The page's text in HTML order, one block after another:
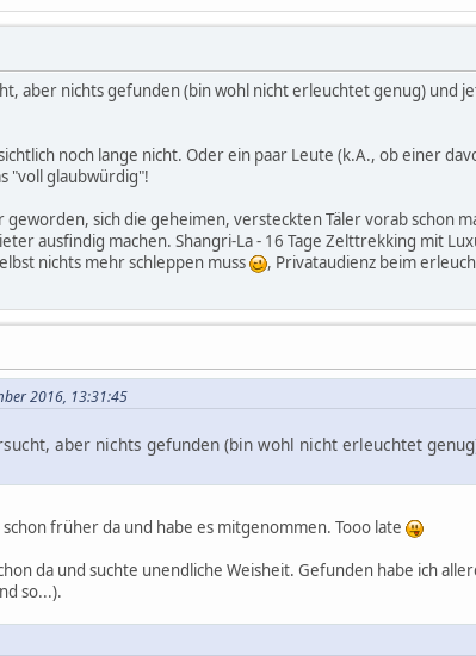
aber nichts gefunden (bin wohl nicht erleuchtet genug) und
noch lange nicht. Oder ein paar Leute (k.A., ob einer
"voll glaubwürdig"!
geworden, sich die geheimen, versteckten Täler vorab schon
ausfindig machen. Shangri-La - 16 Tage Zelttrekking mit
nichts mehr schleppen muss
, Privataudienz beim
2016, 13:31:45
aber nichts gefunden (bin wohl nicht erleuchtet
früher da und habe es mitgenommen. Tooo late
da und suchte unendliche Weisheit. Gefunden habe ich
so...).